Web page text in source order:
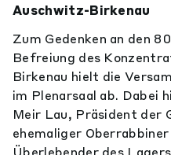
Auschwitz-Birkenau
Zum Gedenken an den
Befreiung des
Birkenau hielt die
im Plenarsaal ab. Dabei
Meir Lau, Präsident der
ehemaliger
Überlebender des